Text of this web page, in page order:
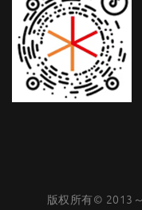
版权所有© 2013